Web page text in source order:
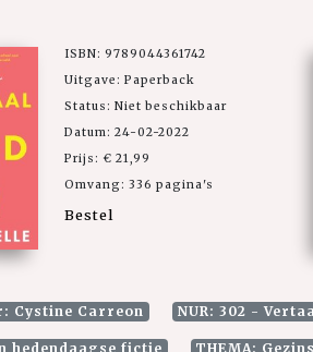
ISBN: 9789044361742
Uitgave: Paperback
Status: Niet beschikbaar
Datum: 24-02-2022
Prijs: € 21,99
Omvang: 336 pagina's
Bestel
Cystine Carreon NUR: 302 -
hedendaagse fictie THEMA: